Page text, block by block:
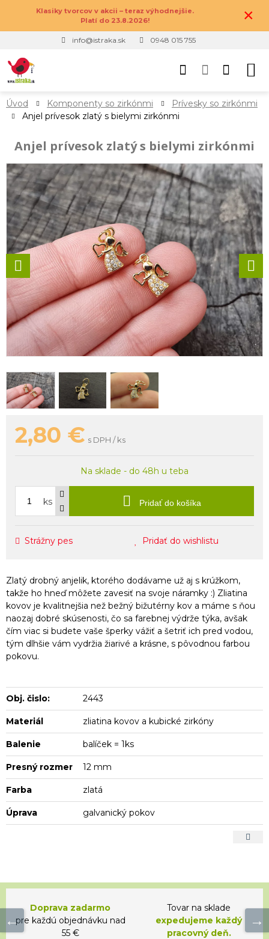
Klasiky tvorcov v akcii – teraz výhodnejšie.
Platí do 23.8.2026!
×
info@istraka.sk 0948 015 755
Úvod Komponenty so zirkónmi
Prívesky so zirkónmi
Anjel prívesok zlatý s bielymi zirkónmi
Anjel prívesok zlatý s bielymi zirkónmi
2,80 € s DPH / ks
Na sklade - do 48h u teba
ks Pridať do košíka
Strážny pes Pridať do wishlistu
Zlatý drobný anjelik, ktorého dodávame už aj s krúžkom,
takže ho hneď môžete zavesiť na svoje náramky :) Zliatina
kovov je kvalitnejšia než bežný bižutérny kov a máme s ňou
naozaj dobré skúsenosti, čo sa farebnej výdrže týka, avšak
čím viac si budete vaše šperky vážiť a šetriť ich pred vodou,
tým dlhšie vám vydržia žiarivé a krásne, s pôvodnou farbou
pokovu.
Obj. čislo: 2443
Materiál zliatina kovov a kubické zirkóny
Balenie balíček = 1ks
Presný rozmer 12 mm
Farba zlatá
Úprava galvanický pokov
Doprava zadarmo
pre každú objednávku nad
55 €
Tovar na sklade
expedujeme každý
pracovný deň.